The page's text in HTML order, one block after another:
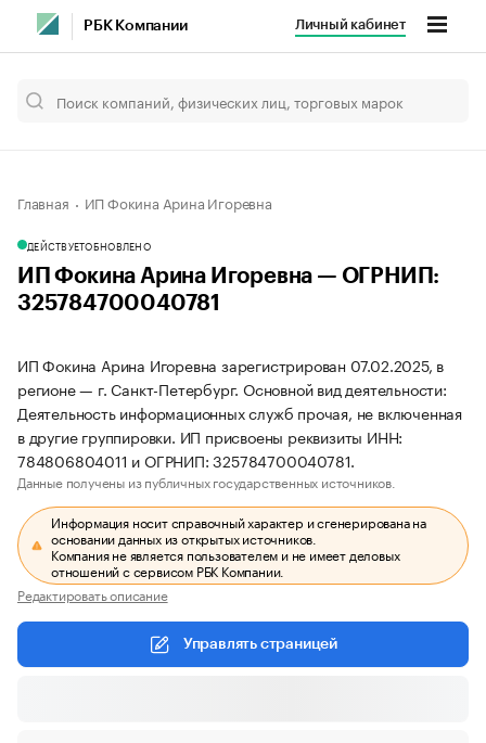
РБК Компании Личный кабинет
Главная ИП Фокина Арина Игоревна
ДЕЙСТВУЕТОБНОВЛЕНО
ИП Фокина Арина Игоревна — ОГРНИП:
325784700040781
ИП Фокина Арина Игоревна зарегистрирован 07.02.2025, в
регионе — г. Санкт-Петербург. Основной вид деятельности:
Деятельность информационных служб прочая, не включенная
в другие группировки. ИП присвоены реквизиты ИНН:
784806804011 и ОГРНИП: 325784700040781.
Данные получены из публичных государственных источников.
Информация носит справочный характер и сгенерирована на
основании данных из открытых источников.
Компания не является пользователем и не имеет деловых
отношений с сервисом РБК Компании.
Редактировать описание
Управлять страницей